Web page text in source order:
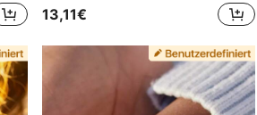
13,11€